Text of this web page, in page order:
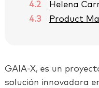
4.2
Helena
4.3
Product
GAIA-X, es un
solución innovadora